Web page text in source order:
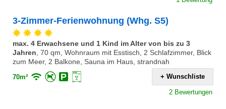
3-Zimmer-Ferienwohnung (Whg. S5)
max. 4 Erwachsene und 1 Kind im Alter von bis zu 3
Jahren, 70 qm, Wohnraum mit Esstisch, 2 Schlafzimmer, Blick
zum Meer, 2 Balkone, Sauna im Haus, strandnah
70m² + Wunschliste
2 Bewertungen